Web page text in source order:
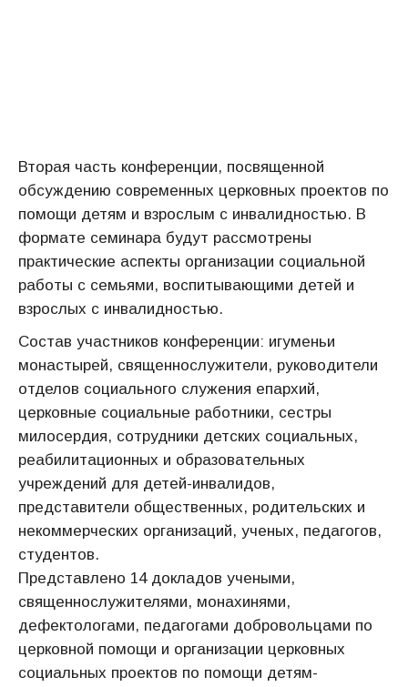
Вторая часть конференции, посвященной
обсуждению современных церковных проектов по
помощи детям и взрослым с инвалидностью. В
формате семинара будут рассмотрены
практические аспекты организации социальной
работы с семьями, воспитывающими детей и
взрослых с инвалидностью.
Состав участников конференции: игуменьи
монастырей, священнослужители, руководители
отделов социального служения епархий,
церковные социальные работники, сестры
милосердия, сотрудники детских социальных,
реабилитационных и образовательных
учреждений для детей-инвалидов,
представители общественных, родительских и
некоммерческих организаций, ученых, педагогов,
студентов.
Представлено 14 докладов учеными,
священнослужителями, монахинями,
дефектологами, педагогами добровольцами по
церковной помощи и организации церковных
социальных проектов по помощи детям-